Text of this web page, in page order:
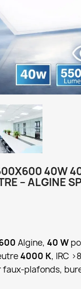
40W
– ALGINE
Algine, 40 W
4000 K, IRC
faux-plafonds,